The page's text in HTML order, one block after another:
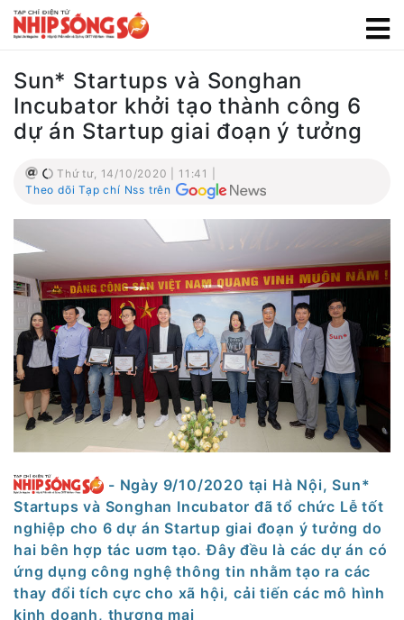
Sun* Startups và Songhan
Incubator khởi tạo thành công 6
dự án Startup giai đoạn ý tưởng
Thứ tư, 14/10/2020 | 11:41 |
Theo dõi Tạp chí Nss trên
- Ngày 9/10/2020 tại Hà Nội, Sun*
Startups và Songhan Incubator đã tổ chức Lễ tốt
nghiệp cho 6 dự án Startup giai đoạn ý tưởng do
hai bên hợp tác uơm tạo. Đây đều là các dự án có
ứng dụng công nghệ thông tin nhằm tạo ra các
thay đổi tích cực cho xã hội, cải tiến các mô hình
kinh doanh, thương mại